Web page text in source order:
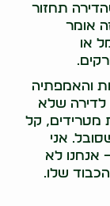
תחזור
אומר
או
והאמפתיה
לדירה שלא
מטרידים, קל
אני
אנחנו לא
שלו.